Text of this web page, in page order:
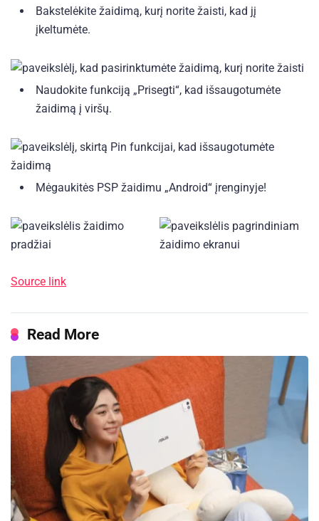
Bakstelėkite žaidimą, kurį norite žaisti, kad jį
įkeltumėte.
Naudokite funkciją „Prisegti“, kad išsaugotumėte
žaidimą į viršų.
Mėgaukitės PSP žaidimu „Android“ įrenginyje!
Source link
Read More